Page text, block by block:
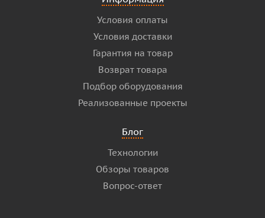
Условия оплаты
Условия доставки
Гарантия на товар
Возврат товара
Подбор оборудования
Реализованные проекты
Блог
Технологии
Обзоры товаров
Вопрос-ответ